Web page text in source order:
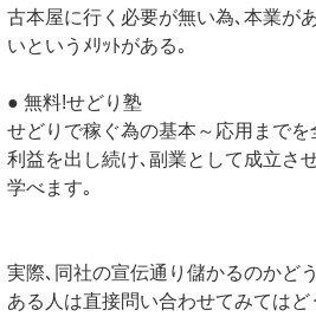
古本屋に行く必要が無い為､本業が
いというﾒﾘｯﾄがある｡
● 無料!せどり塾
せどりで稼ぐ為の基本～応用までを
利益を出し続け､副業として成立さ
学べます｡
実際､同社の宣伝通り儲かるのかど
ある人は直接問い合わせてみてはど